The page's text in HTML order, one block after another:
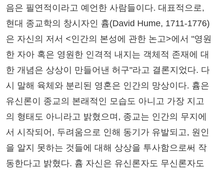
음은 필연적이라고 예언한 사람들이다. 대표적으로,
현대 종교학의 창시자인 흄(David Hume, 1711-1776)
은 자신의 저서 <인간의 본성에 관한 논고>에서 "영원
한 자아 혹은 영원한 인격적 내지는 객체적 존재에 대
한 개념은 상상이 만들어낸 허구"라고 결론지었다. 다
시 말해 육체와 분리된 영혼은 인간의 망상이다. 흄은
유신론이 종교의 본래적인 모습도 아니고 가장 지고
의 형태도 아니라고 밝혔으며, 종교는 인간의 무지에
서 시작되어, 두려움으로 인해 동기가 유발되고, 원인
을 알지 못하는 것들에 대해 상상을 투사함으로써 작
동한다고 밝혔다. 흄 자신은 유신론자도 무신론자도